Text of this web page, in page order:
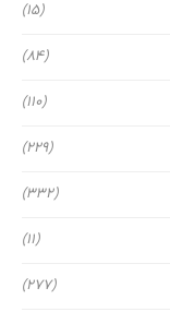
(15)
(84)
(110)
(229)
(332)
(11)
(277)